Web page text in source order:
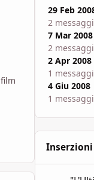
29 Feb
2 messaggi
7 Mar 2008
2 messaggi
2 Apr 2008
1
4 Giu 2008
1